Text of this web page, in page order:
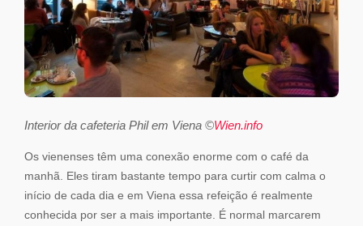
Interior da cafeteria Phil em Viena ©Wien.info
Os vienenses têm uma conexão enorme com o café da
manhã. Eles tiram bastante tempo para curtir com calma o
início de cada dia e em Viena essa refeição é realmente
conhecida por ser a mais importante. É normal marcarem